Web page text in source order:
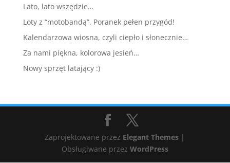
Lato, lato wszędzie…
Loty z “motobandą”. Poranek pełen przygód!
Kalendarzowa wiosna, czyli ciepło i słonecznie…
Za nami piękna, kolorowa jesień…
Nowy sprzęt latający :)
Zaprojektowane przez Elegant Themes |
Obsługiwane przez WordPress